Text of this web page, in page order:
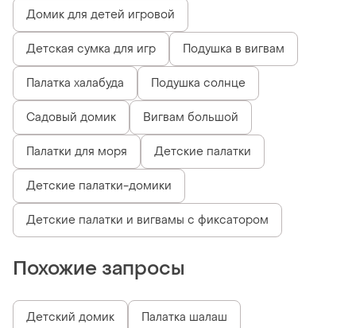
Домик для детей игровой
Детская сумка для игр Подушка в вигвам
Палатка халабуда Подушка солнце
Садовый домик Вигвам большой
Палатки для моря Детские палатки
Детские палатки-домики
Детские палатки и вигвамы с фиксатором
Похожие запросы
Детский домик Палатка шалаш